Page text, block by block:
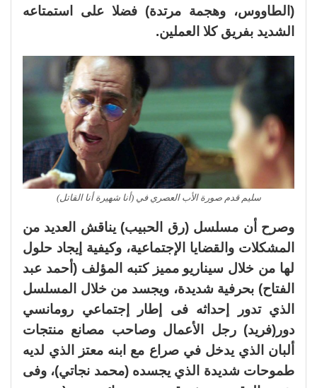
(الطاووس، وهجمة مرتدة) فضلا على استمتاعه
الشديد بفريق كلا العملين.
سليم قدم صورة الأب العصري في (أنا شهيرة أنا القاتل)
وصرح أن مسلسل (رق الحبيب) يناقش العديد من
المشكلات والقضايا الإجتماعية، وكيفية إيجاد حلول
لها من خلال سيناريو مميز كتبه المؤلف (أحمد عبد
الفتاح) بحرفية شديدة، ويجسد من خلال المسلسل
الذي تدور إحداثه فى إطار إجتماعي رومانسي
دور(فريد) رجل الأعمال وصاحب مصانع منتجات
ألبان الذي يدخل في صراع مع ابنه معتز الذي لديه
طموحات شديدة الذي يجسده (محمد نجاتي)، وفى